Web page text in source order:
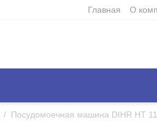
Главная О
/ Посудомоечная машина DIHR HT 11